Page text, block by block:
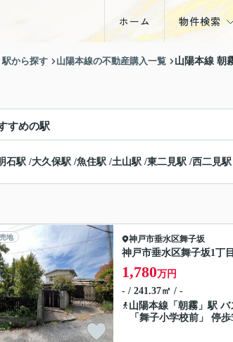
ホーム 物件検索
土地
駅から探す 山陽本線の不動産購入一覧 山陽本線 朝
すめの駅
石駅 /大久保駅 /魚住駅 /土山駅 /東二見駅 /西二見駅
売地 神戸市垂水区舞子坂
神戸市垂水区舞子坂1丁目
1,780万円
- / 241.37㎡ / -
山陽本線 「 朝霧 」駅
「舞子小学校前」 停歩